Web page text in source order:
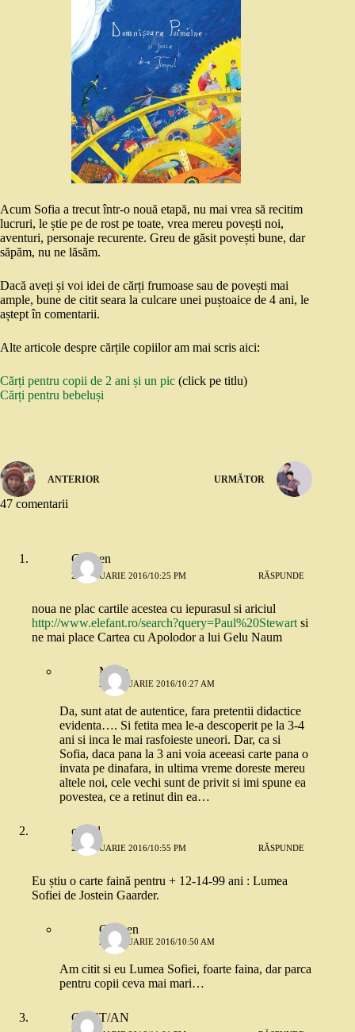
Acum Sofia a trecut într-o nouă etapă, nu mai vrea să recitim
lucruri, le știe pe de rost pe toate, vrea mereu povești noi,
aventuri, personaje recurente. Greu de găsit povești bune, dar
săpăm, nu ne lăsăm.
Dacă aveți și voi idei de cărți frumoase sau de povești mai
ample, bune de citit seara la culcare unei puștoaice de 4 ani, le
aștept în comentarii.
Alte articole despre cărțile copiilor am mai scris aici:
Cărți pentru copii de 2 ani și un pic (click pe titlu)
Cărți pentru bebeluși
ANTERIOR URMĂTOR
47 comentarii
Carmen
21 IANUARIE 2016/10:25 PM RĂSPUNDE
noua ne plac cartile acestea cu iepurasul si ariciul
http://www.elefant.ro/search?query=Paul%20Stewart si
ne mai place Cartea cu Apolodor a lui Gelu Naum
Maria
22 IANUARIE 2016/10:27 AM
Da, sunt atat de autentice, fara pretentii didactice
evidenta…. Si fetita mea le-a descoperit pe la 3-4
ani si inca le mai rasfoieste uneori. Dar, ca si
Sofia, daca pana la 3 ani voia aceeasi carte pana o
invata pe dinafara, in ultima vreme doreste mereu
altele noi, cele vechi sunt de privit si imi spune ea
povestea, ce a retinut din ea…
catgal
21 IANUARIE 2016/10:55 PM RĂSPUNDE
Eu știu o carte faină pentru + 12-14-99 ani : Lumea
Sofiei de Jostein Gaarder.
Carmen
22 IANUARIE 2016/10:50 AM
Am citit si eu Lumea Sofiei, foarte faina, dar parca
pentru copii ceva mai mari…
CR/ST/AN